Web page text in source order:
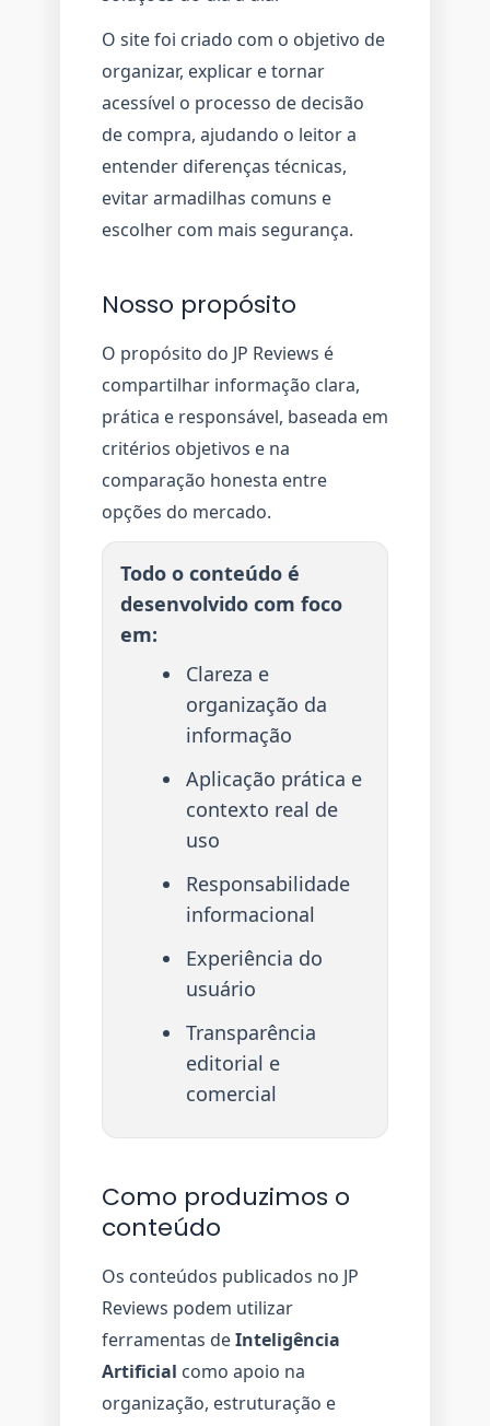
O site foi criado com o objetivo de
organizar, explicar e tornar
acessível o processo de decisão
de compra, ajudando o leitor a
entender diferenças técnicas,
evitar armadilhas comuns e
escolher com mais segurança.
Nosso propósito
O propósito do JP Reviews é
compartilhar informação clara,
prática e responsável, baseada em
critérios objetivos e na
comparação honesta entre
opções do mercado.
Todo o conteúdo é
desenvolvido com foco
em:
Clareza e
organização da
informação
Aplicação prática e
contexto real de
uso
Responsabilidade
informacional
Experiência do
usuário
Transparência
editorial e
comercial
Como produzimos o
conteúdo
Os conteúdos publicados no JP
Reviews podem utilizar
ferramentas deInteligência
Artificial como apoio na
organização, estruturação e